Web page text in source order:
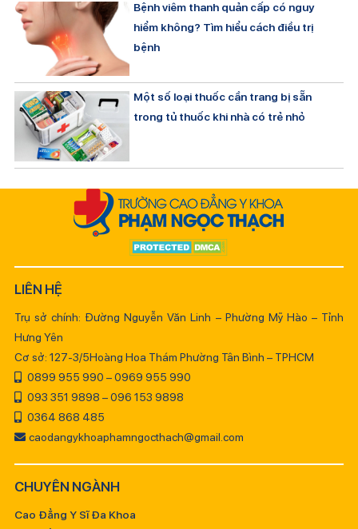
Bệnh viêm thanh quản cấp có nguy
hiểm không? Tìm hiểu cách điều trị
bệnh
Một số loại thuốc cần trang bị sẵn
trong tủ thuốc khi nhà có trẻ nhỏ
LIÊN HỆ
Trụ sở chính: Đường Nguyễn Văn Linh – Phường Mỹ Hào – Tỉnh
Hưng Yên
Cơ sở: 127-3/5Hoàng Hoa Thám Phường Tân Bình – TPHCM
0899 955 990 – 0969 955 990
093 351 9898 – 096 153 9898
0364 868 485
caodangykhoaphamngocthach@gmail.com
CHUYÊN NGÀNH
Cao Đẳng Y Sĩ Đa Khoa